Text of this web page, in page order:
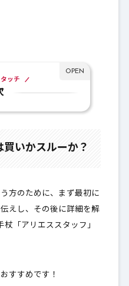
ッチ
いかスルーか？
方のために、まず最初に
えし、その後に詳細を解
「アリエススタッフ」
すすめです！